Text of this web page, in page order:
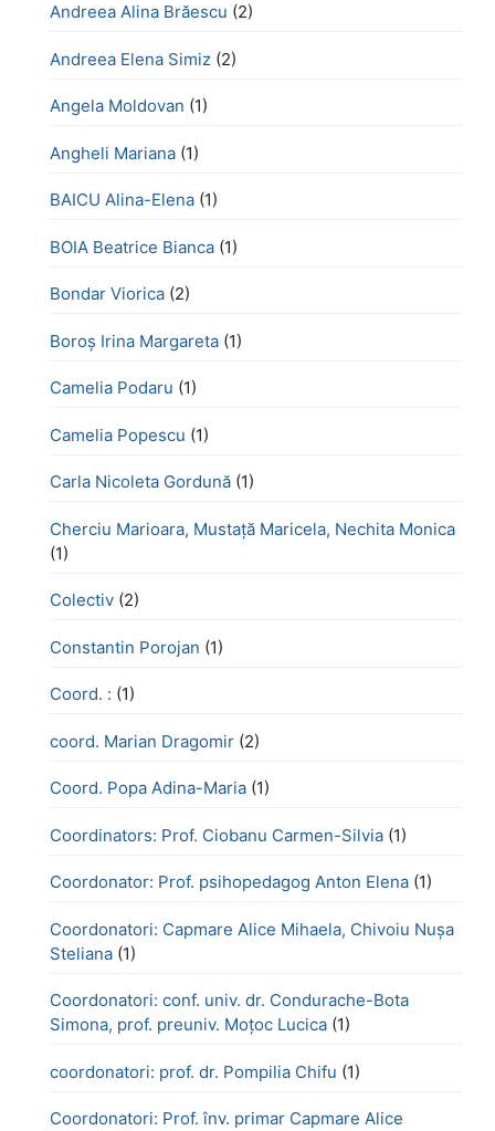
Andreea Alina Brăescu (2)
Andreea Elena Simiz (2)
Angela Moldovan (1)
Angheli Mariana (1)
BAICU Alina-Elena (1)
BOIA Beatrice Bianca (1)
Bondar Viorica (2)
Boroş Irina Margareta (1)
Camelia Podaru (1)
Camelia Popescu (1)
Carla Nicoleta Gordună (1)
Cherciu Marioara, Mustață Maricela, Nechita Monica
(1)
Colectiv (2)
Constantin Porojan (1)
Coord. : (1)
coord. Marian Dragomir (2)
Coord. Popa Adina-Maria (1)
Coordinators: Prof. Ciobanu Carmen-Silvia (1)
Coordonator: Prof. psihopedagog Anton Elena (1)
Coordonatori: Capmare Alice Mihaela, Chivoiu Nușa
Steliana (1)
Coordonatori: conf. univ. dr. Condurache-Bota
Simona, prof. preuniv. Moțoc Lucica (1)
coordonatori: prof. dr. Pompilia Chifu (1)
Coordonatori: Prof. înv. primar Capmare Alice